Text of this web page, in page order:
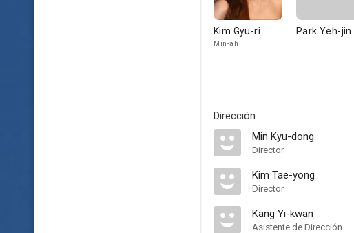
Kim Gyu-ri
Min-ah
Park Yeh-jin
Dirección
Min Kyu-dong
Director
Kim Tae-yong
Director
Kang Yi-kwan
Asistente de Dirección